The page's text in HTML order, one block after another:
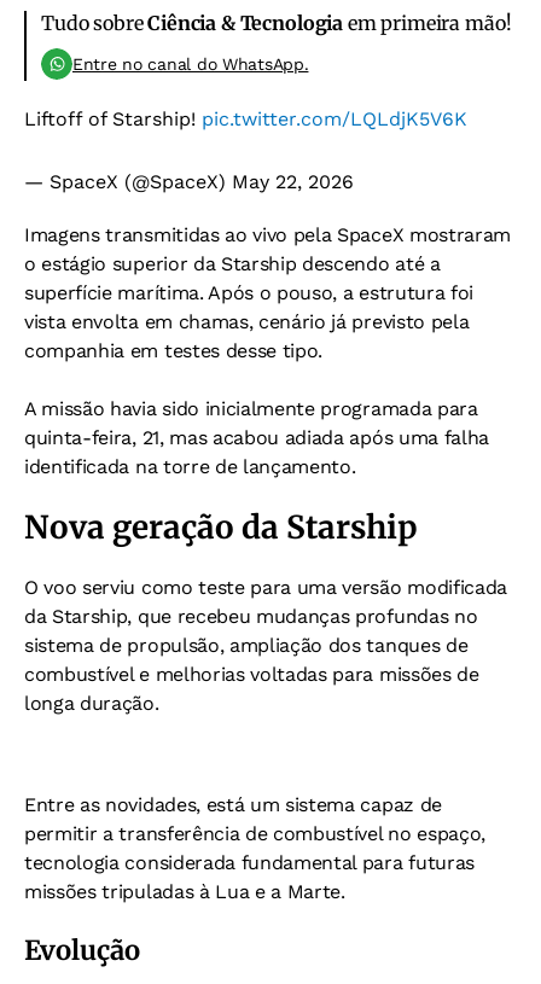
Tudo sobreCiência & Tecnologia em primeira mão!
Entre no canal do WhatsApp.
Liftoff of Starship! pic.twitter.com/LQLdjK5V6K
— SpaceX (@SpaceX) May 22, 2026
Imagens transmitidas ao vivo pela SpaceX mostraram
o estágio superior da Starship descendo até a
superfície marítima. Após o pouso, a estrutura foi
vista envolta em chamas, cenário já previsto pela
companhia em testes desse tipo.
A missão havia sido inicialmente programada para
quinta-feira, 21, mas acabou adiada após uma falha
identificada na torre de lançamento.
Nova geração da Starship
O voo serviu como teste para uma versão modificada
da Starship, que recebeu mudanças profundas no
sistema de propulsão, ampliação dos tanques de
combustível e melhorias voltadas para missões de
longa duração.
Entre as novidades, está um sistema capaz de
permitir a transferência de combustível no espaço,
tecnologia considerada fundamental para futuras
missões tripuladas à Lua e a Marte.
Evolução